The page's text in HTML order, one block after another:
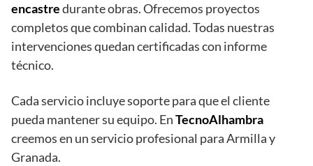
encastredurante obras. Ofrecemos proyectos
completos que combinan calidad. Todas nuestras
intervenciones quedan certificadas con informe
técnico.
Cada servicio incluye soporte para que el cliente
pueda mantener su equipo. EnTecnoAlhambra
creemos en un servicio profesional para Armilla y
Granada.